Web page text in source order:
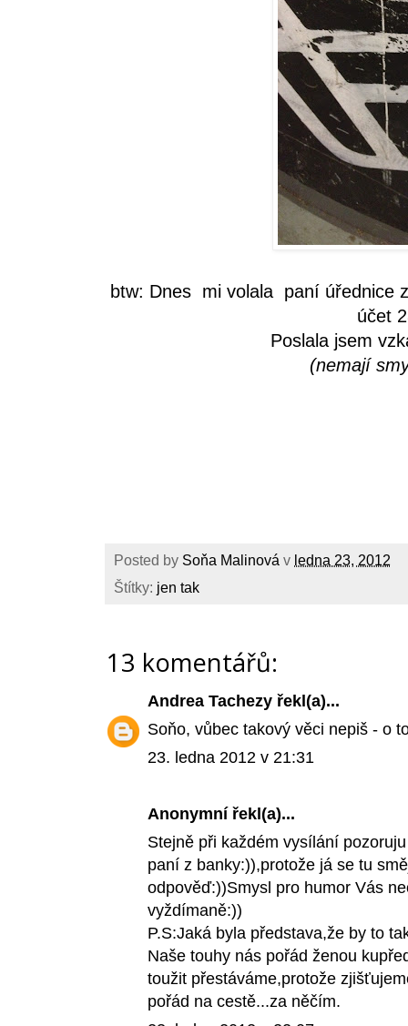
btw: Dnes mi volala paní úřednice
účet
Poslala jsem
(nemají
Posted by Soňa Malinová v ledna 23, 2012
Štítky: jen tak
13 komentářů:
Andrea Tachezy řekl(a)...
Soňo, vůbec takový věci nepiš - o
23. ledna 2012 v 21:31
Anonymní řekl(a)...
Stejně při každém vysílání
paní z banky:)),protože já se tu
odpověď:))Smysl pro humor Vás
vyždímaně:))
P.S:Jaká byla představa,že by to
Naše touhy nás pořád ženou
toužit přestáváme,protože
pořád na cestě...za něčím.